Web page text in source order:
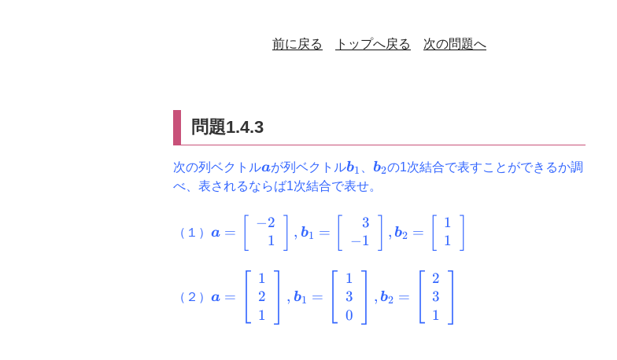
前に戻る トップへ戻る 次の問題へ
問題1.4.3
次の列ベクトル\boldsymbol{a}
aが列ベクトル\boldsymbol{b}_{1}
b1 \boldsymbol{b}_{2}
b2の1次結合で表すことができるか調
べ、表されるならば1次結合で表せ。
（１）
\boldsymbol{a}=\left[\begin{array}
{r}-2 \\ 1\end{array}\right],
{r}3 \\ -1\end{array}\right],
\boldsymbol{b}_{2}=\left[\begin{array}
{l}1 \\ 1\end{array}\right]
a =
−2
1
, b1 =
3
−1
, b2 =
1
1
（２）
\boldsymbol{a}=\left[\begin{array}{l}1
\\ 2 \\ 1\end{array}\right],
\boldsymbol{b}_{1}=\left[\begin{array}
a =
1
2
1
, b1 =
1
3
0
, b2 =
2
3
1